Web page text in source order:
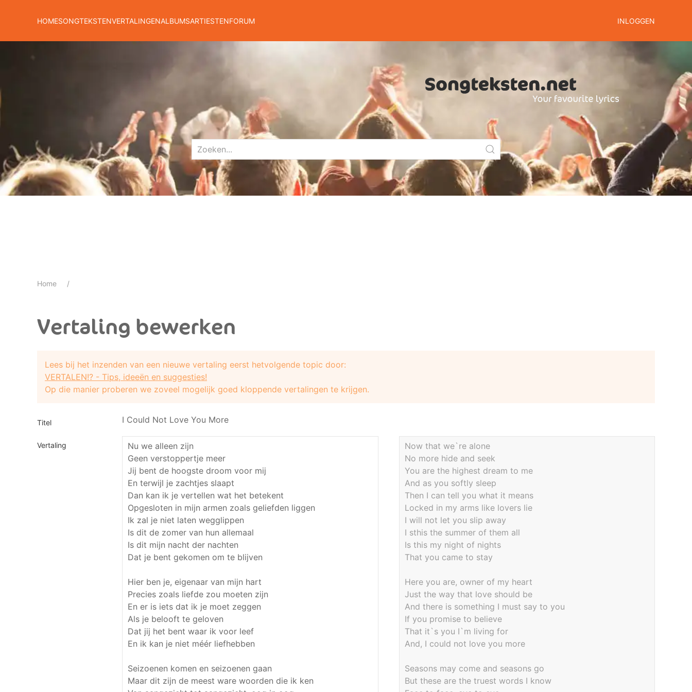
HOMESONGTEKSTENVERTALINGENALBUMSARTIESTENFORUM INLOGGEN
Home
Vertaling bewerken
Lees bij het inzenden van een nieuwe vertaling eerst hetvolgende topic door:
VERTALEN!? - Tips, ideeën en suggesties!
Op die manier proberen we zoveel mogelijk goed kloppende vertalingen te krijgen.
Titel I Could Not Love You More
Vertaling